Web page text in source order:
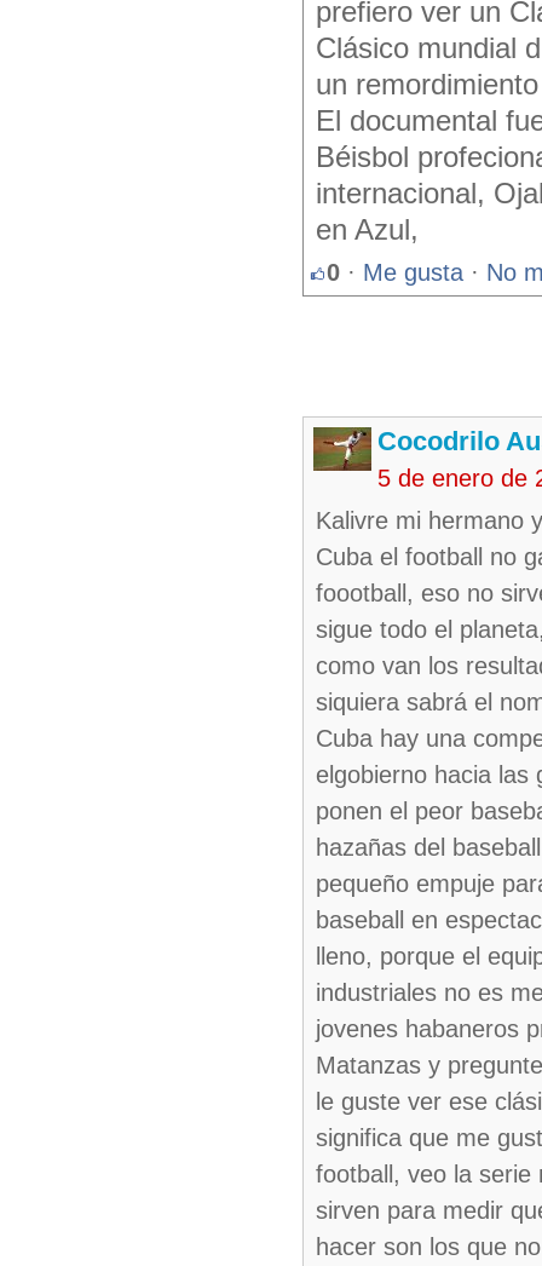
prefiero ver un
Clásico mundial
un
El documental
Béisbol
internacional,
en Azul,
0 · Me gusta · No
Cocodrilo
5 de enero de
Kalivre mi hermano
Cuba el football no
foootball, eso no
sigue todo el
como van los
siquiera sabrá el
Cuba hay una
elgobierno hacia las
ponen el peor
hazañas del
pequeño empuje
baseball en
lleno, porque el
industriales no es
jovenes habaneros
Matanzas y
le guste ver ese
significa que me
football, veo la serie
sirven para medir
hacer son los que